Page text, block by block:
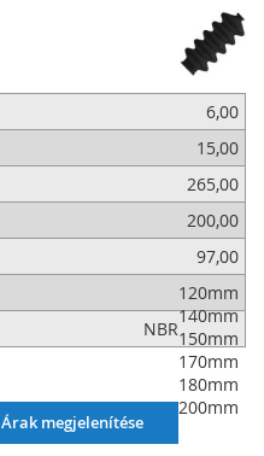
6,00
15,00
265,00
200,00
97,00
120mm
140mm
150mm
170mm
180mm
200mm
NBR
Árak megjelenítése